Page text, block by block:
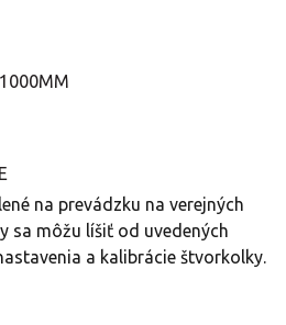
na prevádzku na verejných
sa môžu líšiť od uvedených
a kalibrácie štvorkolky.